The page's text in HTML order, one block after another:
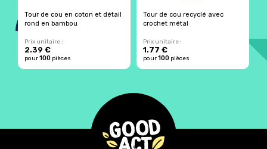
Tour de cou en coton et détail
rond en bambou
Prix unitaire :
2.39 €
pour100 pièces
Tour de cou recyclé avec
crochet métal
Prix unitaire :
1.77 €
pour100 pièces